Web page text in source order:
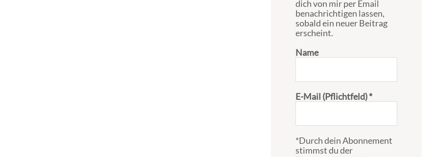
dich von mir per Email
benachrichtigen lassen,
sobald ein neuer Beitrag
erscheint.
Name
E-Mail (Pflichtfeld)*
*Durch dein Abonnement
stimmst du der